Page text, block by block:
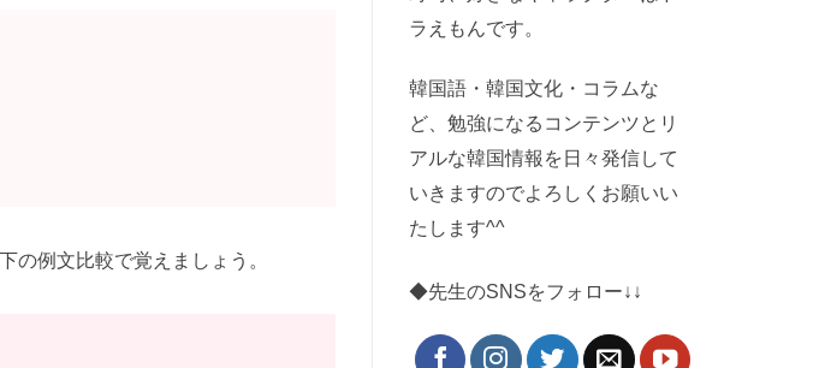
の例文比較で覚えましょう。
ラえもんです。
韓国語・韓国文化・コラムな
ど、勉強になるコンテンツとリ
アルな韓国情報を日々発信して
いきますのでよろしくお願いい
たします^^
◆先生のSNSをフォロー↓↓